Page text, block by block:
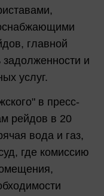
главной
задолженности и
услуг.
в пресс-
рейдов в 20
вода и газ,
где комиссию